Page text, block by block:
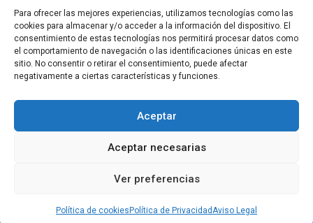
Para ofrecer las mejores experiencias, utilizamos tecnologías como las
cookies para almacenar y/o acceder a la información del dispositivo. El
consentimiento de estas tecnologías nos permitirá procesar datos como
el comportamiento de navegación o las identificaciones únicas en este
sitio. No consentir o retirar el consentimiento, puede afectar
negativamente a ciertas características y funciones.
Aceptar
Aceptar necesarias
Ver preferencias
Política de cookies Política de PrivacidadAviso Legal
Todos los derechos reservados.
Radio
Contacto
Aviso Legal